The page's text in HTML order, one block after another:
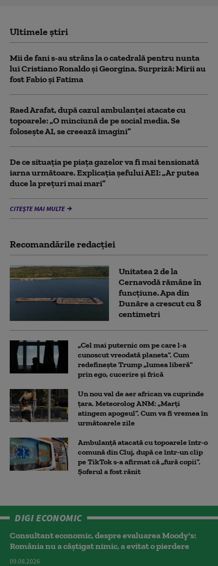
Ultimele știri
Mii de fani s-au strâns la o catedrală pentru nunta
lui Cristiano Ronaldo şi Georgina. Surpriză: Mirii au
fost Fabio şi Fatima
Raed Arafat, după cazul ambulanței atacate cu
topoarele: „O minciună de pe social media. Se
folosește AI, se creează imagini”
De ce situaţia pe piaţa gazelor va fi mai tensionată
iarna următoare. Explicația șefului AEI: „Ar putea
duce la preţuri mai mari”
CITEȘTE MAI MULTE
Recomandările redacţiei
Unitatea 2 de la
Cernavodă rămâne în
funcțiune. Apa din
Dunăre a crescut cu 8
centimetri
„Cel mai puternic om pe care l-a
cunoscut vreodată planeta”. Cum
redefinește Trump „lumea liberă”
prin ego, cucerire și frică
Un nou val de aer african va cuprinde
țara. Meteorolog ANM: „Marți
atingem apogeul”. Cum va fi vremea în
următoarele zile
Ambulanţă atacată cu topoarele într-o
comună din Cluj, după ce într-un clip
pe TikTok s-a afirmat că „fură copii”.
Șoferul a fost rănit
DIGI ECONOMIC
Consultant economic, despre evaluarea Moody's:
România nu a câştigat nimic, a evitat o pierdere
09.08.2026